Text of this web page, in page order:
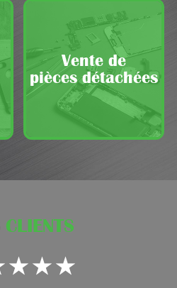
Vente de
pièces détachées
CLIENTS